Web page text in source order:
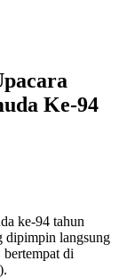
Ke-94
ke-94 tahun
dipimpin langsung
di